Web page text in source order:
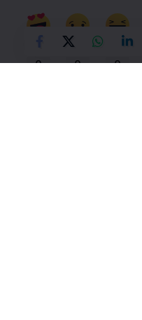
Love
0
Sad
0
Happy
0